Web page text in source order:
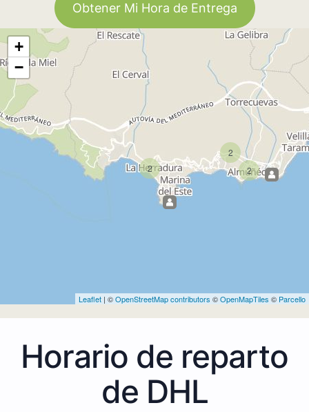
Obtener Mi Hora de Entrega
2
2
2
+
−
Leaflet | ©OpenStreetMap contributors ©OpenMapTiles © Parcello
Horario de reparto
de DHL